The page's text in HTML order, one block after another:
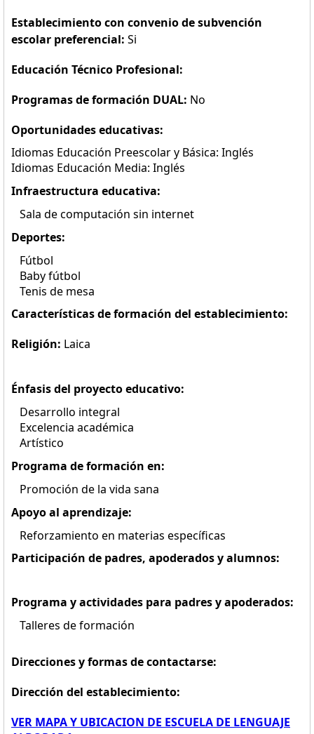
Establecimiento con convenio de subvención
escolar preferencial: Si
Educación Técnico Profesional:
Programas de formación DUAL: No
Oportunidades educativas:
Idiomas Educación Preescolar y Básica: Inglés
Idiomas Educación Media: Inglés
Infraestructura educativa:
Sala de computación sin internet
Deportes:
Fútbol
Baby fútbol
Tenis de mesa
Características de formación del establecimiento:
Religión: Laica
Énfasis del proyecto educativo:
Desarrollo integral
Excelencia académica
Artístico
Programa de formación en:
Promoción de la vida sana
Apoyo al aprendizaje:
Reforzamiento en materias específicas
Participación de padres, apoderados y alumnos:
Programa y actividades para padres y apoderados:
Talleres de formación
Direcciones y formas de contactarse:
Dirección del establecimiento:
VER MAPA Y UBICACION DE ESCUELA DE LENGUAJE